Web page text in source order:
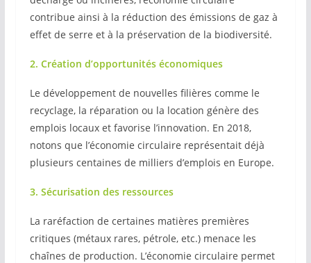
contribue ainsi à la réduction des émissions de gaz à
effet de serre et à la préservation de la biodiversité.
2. Création d’opportunités économiques
Le développement de nouvelles filières comme le
recyclage, la réparation ou la location génère des
emplois locaux et favorise l’innovation. En 2018,
notons que l’économie circulaire représentait déjà
plusieurs centaines de milliers d’emplois en Europe.
3. Sécurisation des ressources
La raréfaction de certaines matières premières
critiques (métaux rares, pétrole, etc.) menace les
chaînes de production. L’économie circulaire permet